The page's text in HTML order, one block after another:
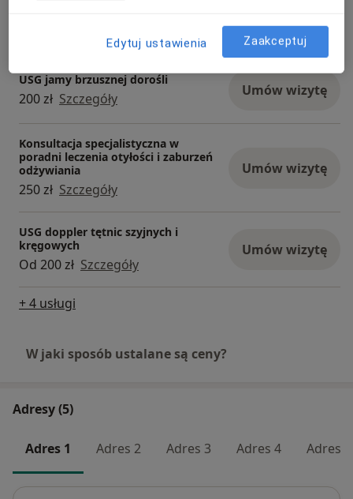
Umów wizytę
USG jamy brzusznej dorośli
200 zł Szczegóły Umów wizytę
Konsultacja specjalistyczna w
poradni leczenia otyłości i zaburzeń
odżywiania
250 zł Szczegóły
Umów wizytę
USG doppler tętnic szyjnych i
kręgowych
Od 200 zł Szczegóły
Umów wizytę
+ 4 usługi
W jaki sposób ustalane są ceny?
Adresy (5)
Adres 1 Adres 2 Adres 3 Adres 4 Adres 5
Edytuj ustawienia Zaakceptuj